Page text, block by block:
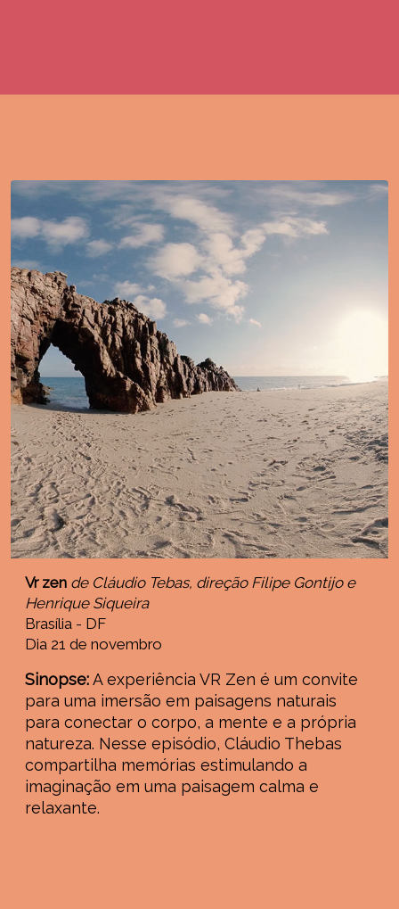
Vr zen de Cláudio Tebas, direção Filipe Gontijo e
Henrique Siqueira
Brasília - DF
Dia 21 de novembro
Sinopse:A experiência VR Zen é um convite
para uma imersão em paisagens naturais
para conectar o corpo, a mente e a própria
natureza. Nesse episódio, Cláudio Thebas
compartilha memórias estimulando a
imaginação em uma paisagem calma e
relaxante.